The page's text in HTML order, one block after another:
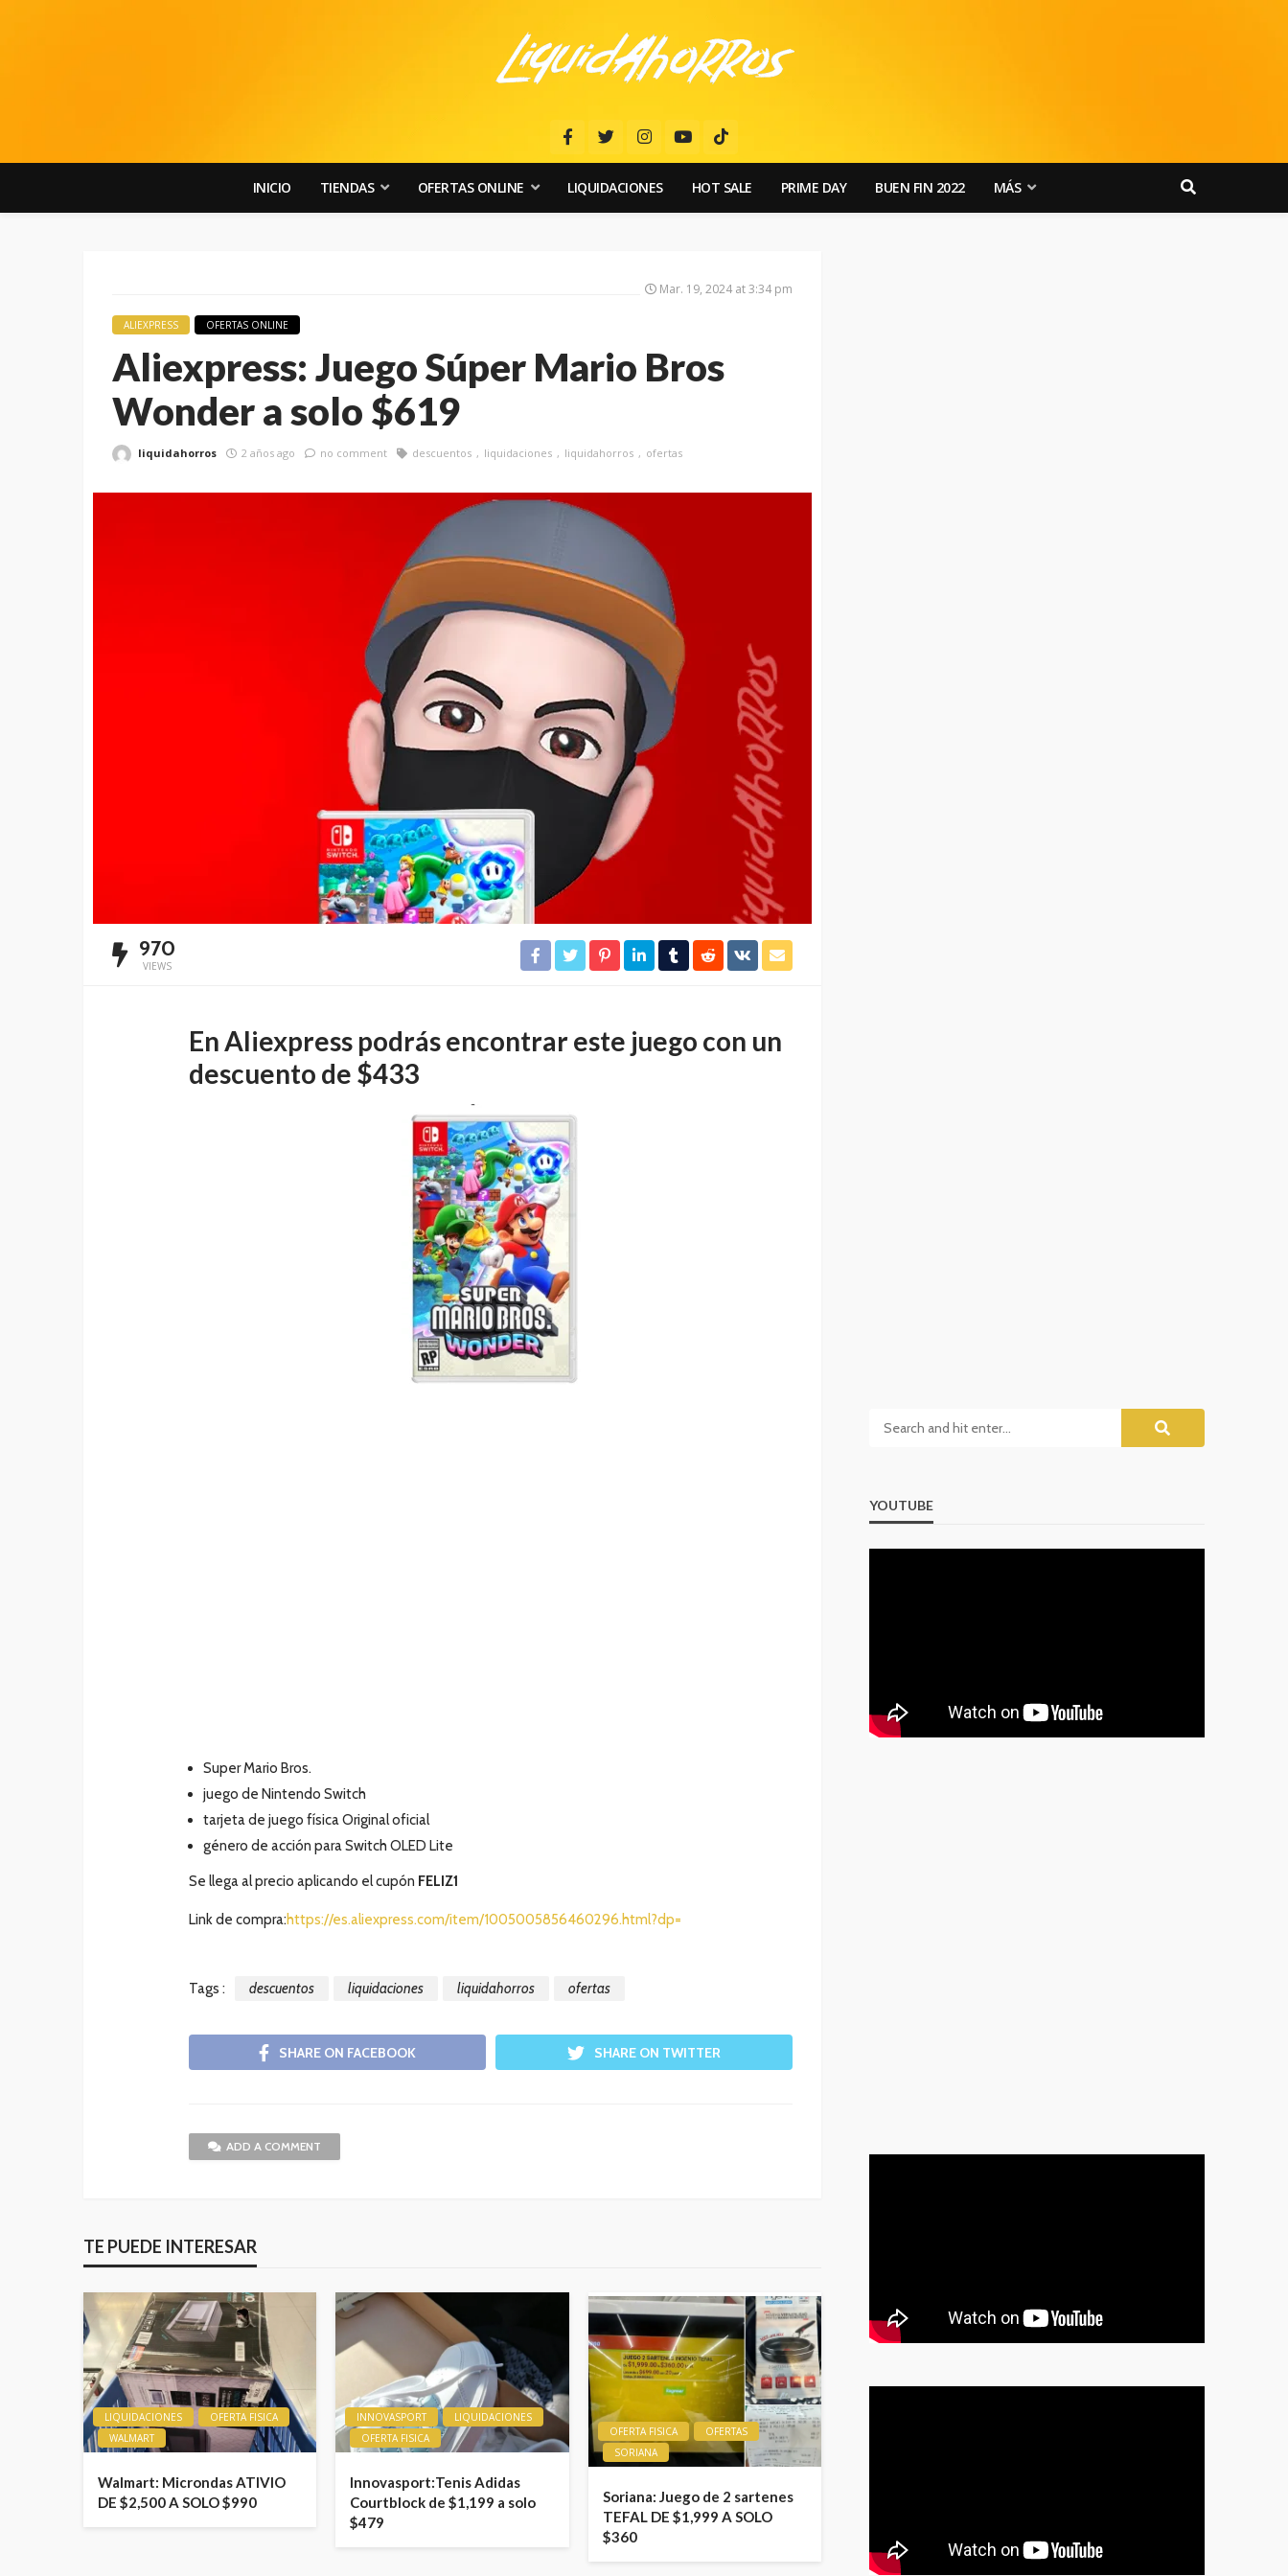
INICIO TIENDAS OFERTAS ONLINE LIQUIDACIONES HOT SALE PRIME DAY BUEN FIN 2022 MÁS
Mar. 19, 2024 at 3:34 pm
ALIEXPRESS OFERTAS ONLINE
Aliexpress: Juego Súper Mario Bros
Wonder a solo $619
liquidahorros 2 años ago no comment descuentos liquidaciones liquidahorros ofertas
970
VIEWS
En Aliexpress podrás encontrar este juego con un
descuento de $433
Super Mario Bros.
juego de Nintendo Switch
tarjeta de juego física Original oficial
género de acción para Switch OLED Lite
Se llega al precio aplicando el cupón FELIZ1
Link de compra:https://es.aliexpress.com/item/1005005856460296.html?dp=
Tags : descuentos liquidaciones liquidahorros ofertas
SHARE ON FACEBOOK SHARE ON TWITTER
ADD A COMMENT
TE PUEDE INTERESAR
LIQUIDACIONES
OFERTA FISICA
WALMART
Walmart: Microndas ATIVIO
DE $2,500 A SOLO $990
INNOVASPORT
LIQUIDACIONES
OFERTA FISICA
Innovasport:Tenis Adidas
Courtblock de $1,199 a solo
$479
OFERTA FISICA
OFERTAS
SORIANA
Soriana: Juego de 2 sartenes
TEFAL DE $1,999 A SOLO
$360
YOUTUBE